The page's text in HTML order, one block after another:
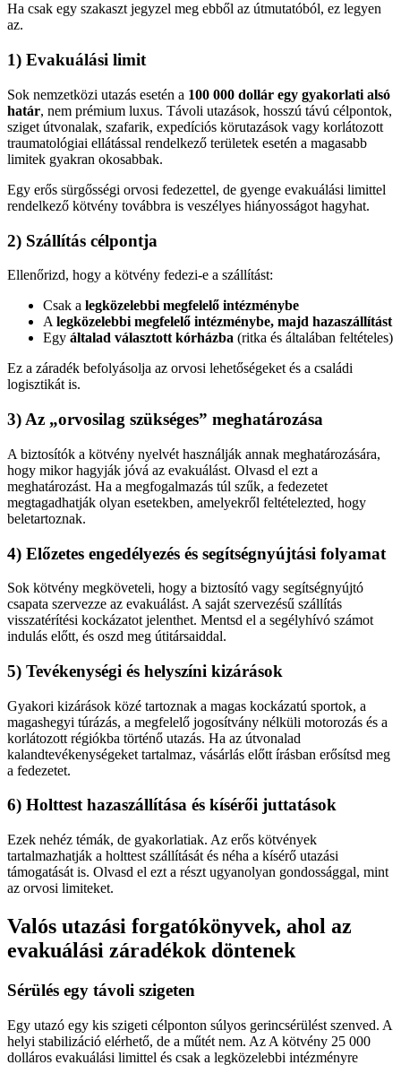
Ha csak egy szakaszt jegyzel meg ebből az útmutatóból, ez legyen
az.
1) Evakuálási limit
Sok nemzetközi utazás esetén a 100 000 dollár egy gyakorlati alsó
határ, nem prémium luxus. Távoli utazások, hosszú távú célpontok,
sziget útvonalak, szafarik, expedíciós körutazások vagy korlátozott
traumatológiai ellátással rendelkező területek esetén a magasabb
limitek gyakran okosabbak.
Egy erős sürgősségi orvosi fedezettel, de gyenge evakuálási limittel
rendelkező kötvény továbbra is veszélyes hiányosságot hagyhat.
2) Szállítás célpontja
Ellenőrizd, hogy a kötvény fedezi-e a szállítást:
Csak a legközelebbi megfelelő intézménybe
A legközelebbi megfelelő intézménybe, majd hazaszállítást
Egy általad választott kórházba (ritka és általában feltételes)
Ez a záradék befolyásolja az orvosi lehetőségeket és a családi
logisztikát is.
3) Az „orvosilag szükséges” meghatározása
A biztosítók a kötvény nyelvét használják annak meghatározására,
hogy mikor hagyják jóvá az evakuálást. Olvasd el ezt a
meghatározást. Ha a megfogalmazás túl szűk, a fedezetet
megtagadhatják olyan esetekben, amelyekről feltételezted, hogy
beletartoznak.
4) Előzetes engedélyezés és segítségnyújtási folyamat
Sok kötvény megköveteli, hogy a biztosító vagy segítségnyújtó
csapata szervezze az evakuálást. A saját szervezésű szállítás
visszatérítési kockázatot jelenthet. Mentsd el a segélyhívó számot
indulás előtt, és oszd meg útitársaiddal.
5) Tevékenységi és helyszíni kizárások
Gyakori kizárások közé tartoznak a magas kockázatú sportok, a
magashegyi túrázás, a megfelelő jogosítvány nélküli motorozás és a
korlátozott régiókba történő utazás. Ha az útvonalad
kalandtevékenységeket tartalmaz, vásárlás előtt írásban erősítsd meg
a fedezetet.
6) Holttest hazaszállítása és kísérői juttatások
Ezek nehéz témák, de gyakorlatiak. Az erős kötvények
tartalmazhatják a holttest szállítását és néha a kísérő utazási
támogatását is. Olvasd el ezt a részt ugyanolyan gondossággal, mint
az orvosi limiteket.
Valós utazási forgatókönyvek, ahol az
evakuálási záradékok döntenek
Sérülés egy távoli szigeten
Egy utazó egy kis szigeti célponton súlyos gerincsérülést szenved. A
helyi stabilizáció elérhető, de a műtét nem. Az A kötvény 25 000
dolláros evakuálási limittel és csak a legközelebbi intézményre